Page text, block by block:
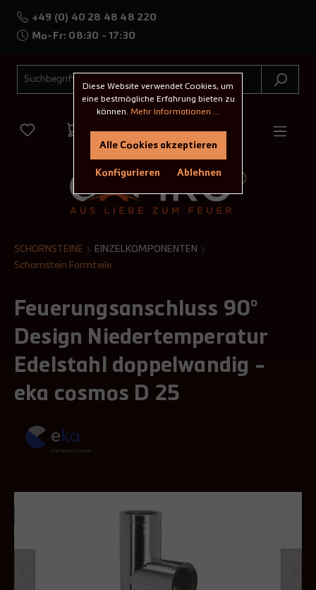
+49 (0) 40 28 48 48 220
Mo-Fr: 08:30 - 17:30
SCHORNSTEINE
EINZELKOMPONENTEN
Schornstein Formteile
Feuerungsanschluss 90°
Design Niedertemperatur
Edelstahl doppelwandig -
eka cosmos D 25
Diese Website verwendet Cookies, um
eine bestmögliche Erfahrung bieten zu
können. Mehr Informationen ...
Ablehnen
Konfigurieren
Alle Cookies akzeptieren